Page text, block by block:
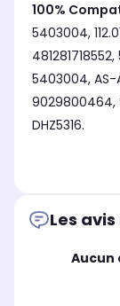
100%
5403004,
5403004, AS-
9029800464,
DHZ5316.
Les
Aucun